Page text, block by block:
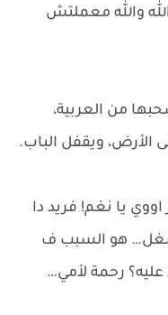
والله معملتش
من العربية،
الأرض، ويقفل الباب.
يا نغم! فريد دا
شغل… هو السبب ف
عليه؟ رحمة لأمي…